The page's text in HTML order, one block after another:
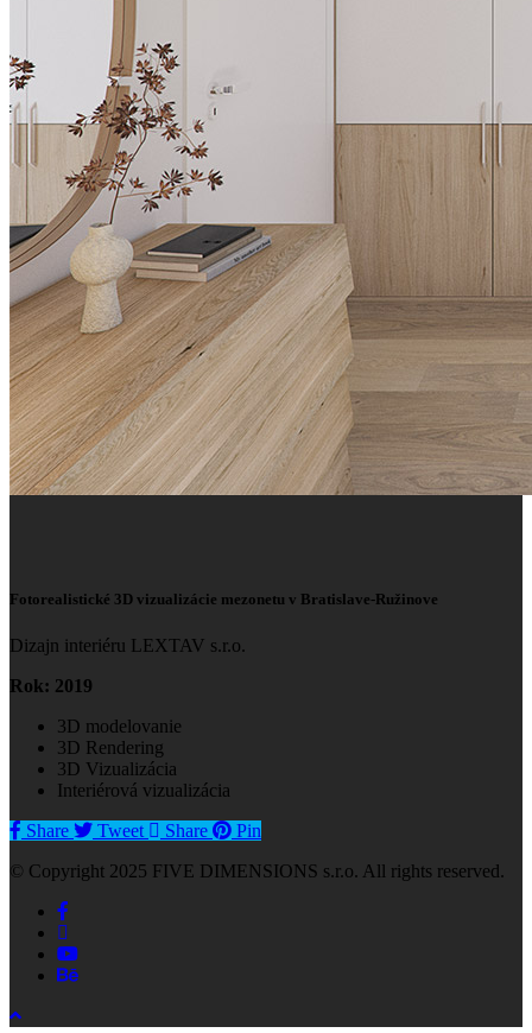
Fotorealistické 3D vizualizácie mezonetu v Bratislave-Ružinove
Dizajn interiéru LEXTAV s.r.o.
Rok: 2019
3D modelovanie
3D Rendering
3D Vizualizácia
Interiérová vizualizácia
Share
Tweet Share
Pin
© Copyright 2025 FIVE DIMENSIONS s.r.o. All rights reserved.
facebook
linkedin
youtube
behance